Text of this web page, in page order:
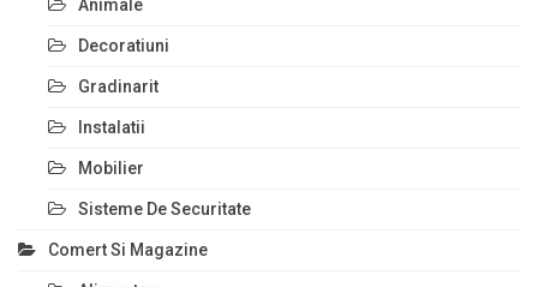
Animale
Decoratiuni
Gradinarit
Instalatii
Mobilier
Sisteme De Securitate
Comert Si Magazine